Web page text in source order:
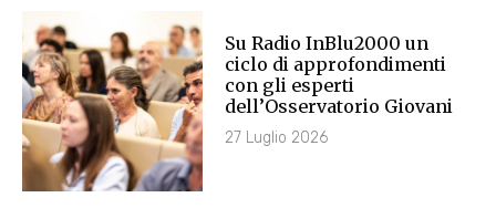
Su Radio InBlu2000 un
ciclo di approfondimenti
con gli esperti
dell’Osservatorio Giovani
27 Luglio 2026